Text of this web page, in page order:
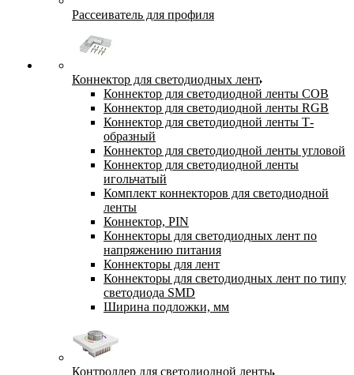
Рассеиватель для профиля
Коннектор для светодиодных лент
Коннектор для светодиодной ленты COB
Коннектор для светодиодной ленты RGB
Коннектор для светодиодной ленты Т-
образный
Коннектор для светодиодной ленты угловой
Коннектор для светодиодной ленты
игольчатый
Комплект коннекторов для светодиодной
ленты
Коннектор, PIN
Коннекторы для светодиодных лент по
напряжению питания
Коннекторы для лент
Коннекторы для светодиодных лент по типу
светодиода SMD
Ширина подложки, мм
Контроллер для светодиодной ленты